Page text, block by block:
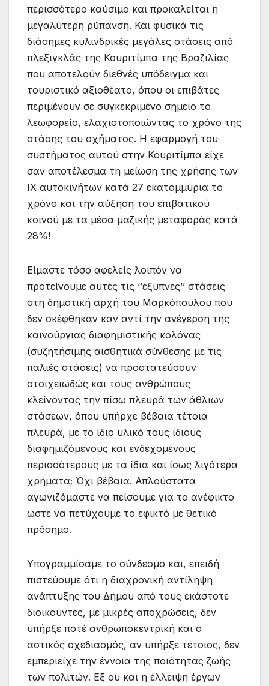
περισσότερο καύσιμο και προκαλείται η
μεγαλύτερη ρύπανση. Και φυσικά τις
διάσημες κυλινδρικές μεγάλες στάσεις από
πλεξιγκλάς της Κουριτίμπα της Βραζιλίας
που αποτελούν διεθνές υπόδειγμα και
τουριστικό αξιοθέατο, όπου οι επιβάτες
περιμένουν σε συγκεκριμένο σημείο το
λεωφορείο, ελαχιστοποιώντας το χρόνο της
στάσης του οχήματος. Η εφαρμογή του
συστήματος αυτού στην Κουριτίμπα είχε
σαν αποτέλεσμα τη μείωση της χρήσης των
ΙΧ αυτοκινήτων κατά 27 εκατομμύρια το
χρόνο και την αύξηση του επιβατικού
κοινού με τα μέσα μαζικής μεταφοράς κατά
28%!
Είμαστε τόσο αφελείς λοιπόν να
προτείνουμε αυτές τις ‘’έξυπνες’’ στάσεις
στη δημοτική αρχή του Μαρκόπουλου που
δεν σκέφθηκαν καν αντί την ανέγερση της
καινούργιας διαφημιστικής κολόνας
(συζητήσιμης αισθητικά σύνθεσης με τις
παλιές στάσεις) να προστατεύσουν
στοιχειωδώς και τους ανθρώπους
κλείνοντας την πίσω πλευρά των άθλιων
στάσεων, όπου υπήρχε βέβαια τέτοια
πλευρά, με το ίδιο υλικό τους ίδιους
διαφημιζόμενους και ενδεχομένους
περισσότερους με τα ίδια και ίσως λιγότερα
χρήματα; Όχι βέβαια. Απλούστατα
αγωνιζόμαστε να πείσουμε για το ανέφικτο
ώστε να πετύχουμε το εφικτό με θετικό
πρόσημο.
Υπογραμμίσαμε το σύνδεσμο και, επειδή
πιστεύουμε ότι η διαχρονική αντίληψη
ανάπτυξης του Δήμου από τους εκάστοτε
διοικούντες, με μικρές αποχρώσεις, δεν
υπήρξε ποτέ ανθρωποκεντρική και ο
αστικός σχεδιασμός, αν υπήρξε τέτοιος, δεν
εμπεριείχε την έννοια της ποιότητας ζωής
των πολιτών. Εξ ου και η έλλειψη έργων